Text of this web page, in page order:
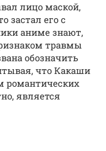
лицо маской,
застал его с
аниме знают,
травмы
обозначить
что Какаши
романтических
является